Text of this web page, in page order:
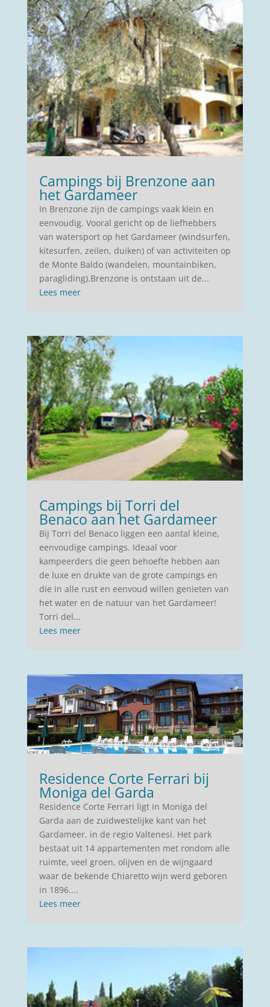
Campings bij Brenzone aan
het Gardameer
In Brenzone zijn de campings vaak klein en
eenvoudig. Vooral gericht op de liefhebbers
van watersport op het Gardameer (windsurfen,
kitesurfen, zeilen, duiken) of van activiteiten op
de Monte Baldo (wandelen, mountainbiken,
paragliding).Brenzone is ontstaan uit de...
Lees meer
Campings bij Torri del
Benaco aan het Gardameer
Bij Torri del Benaco liggen een aantal kleine,
eenvoudige campings. Ideaal voor
kampeerders die geen behoefte hebben aan
de luxe en drukte van de grote campings en
die in alle rust en eenvoud willen genieten van
het water en de natuur van het Gardameer!
Torri del...
Lees meer
Residence Corte Ferrari bij
Moniga del Garda
Residence Corte Ferrari ligt in Moniga del
Garda aan de zuidwestelijke kant van het
Gardameer, in de regio Valtenesi. Het park
bestaat uit 14 appartementen met rondom alle
ruimte, veel groen, olijven en de wijngaard
waar de bekende Chiaretto wijn werd geboren
in 1896....
Lees meer